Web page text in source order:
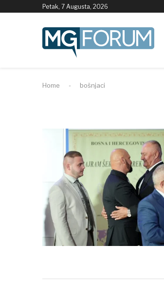
Petak, 7 Augusta, 2026
Home - bošnjaci